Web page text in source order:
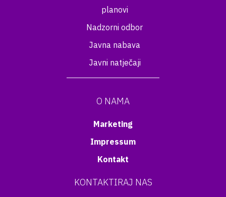
planovi
Nadzorni odbor
Javna nabava
Javni natječaji
O NAMA
Marketing
Impressum
Kontakt
KONTAKTIRAJ NAS